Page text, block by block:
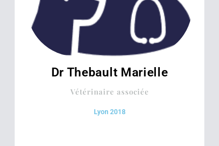
Dr Thebault Marielle
Vétérinaire associée
Lyon 2018